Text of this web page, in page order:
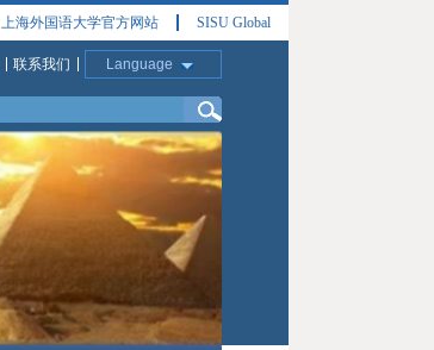
上海外国语大学官方网站 SISU Global
联系我们 Language